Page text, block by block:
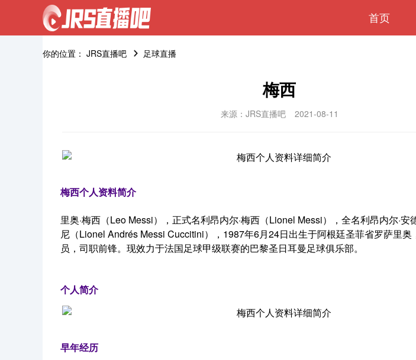
首页
你的位置： JRS直播吧 足球直播
梅西
来源：JRS直播吧 2021-08-11
梅西个人资料简介
里奥·梅西（Leo Messi），正式名利昂内尔·梅西（Lionel Messi），全名利昂内尔·安
尼（Lionel Andrés Messi Cuccitini），1987年6月24日出生于阿根廷圣菲省罗萨里奥
员，司职前锋。现效力于法国足球甲级联赛的巴黎圣日耳曼足球俱乐部。
个人简介
早年经历